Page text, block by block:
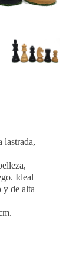
lastrada,
Ideal
y de alta